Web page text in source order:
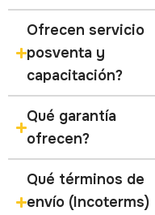
Ofrecen servicio
posventa y
capacitación?
Qué garantía
ofrecen?
Qué términos de
envío (Incoterms)